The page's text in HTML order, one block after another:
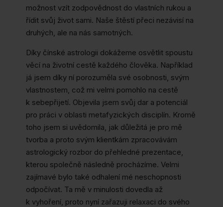
možnost vzít zodpovědnost do vlastních rukou a
řídit svůj život sami. Naše štěstí přeci nezávisí na
druhých, ale na nás samotných.
Díky čínské astrologii dokážeme osvětlit spoustu
věcí na životní cestě každého člověka. Například
já jsem díky ní porozuměla své osobnosti, svým
vlastnostem, což mi velmi pomohlo na cestě
k sebepřijetí. Objevila jsem svůj dar a potenciál
pro práci v oblasti metafyzických disciplín. Kromě
toho jsem si uvědomila, jak důležitá je pro mě
tvorba a proto svým klientkám zpracovávám
astrologický rozbor do přehledné prezentace,
kterou společně následně procházíme. Velmi
zajímavé bylo také odhalení mé neschopnosti
odpočívat. Ta mě v minulosti dovedla až
k vyhoření, proto nyní zařazuji relaxaci do svého